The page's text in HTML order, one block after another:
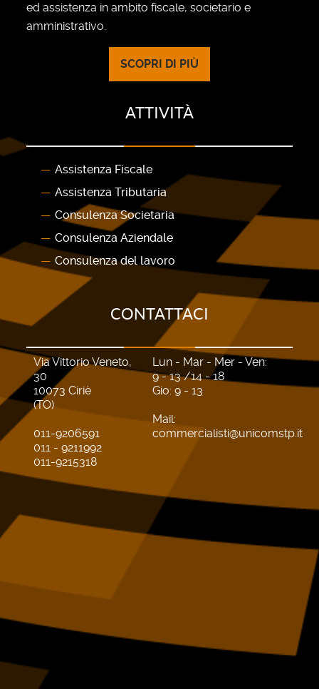
ed assistenza in ambito fiscale, societario e
amministrativo.
SCOPRI DI PIÙ
ATTIVITÀ
Assistenza Fiscale
Assistenza Tributaria
Consulenza Societaria
Consulenza Aziendale
Consulenza del lavoro
CONTATTACI
Via Vittorio Veneto,
30
10073 Ciriè
(TO)
011-9206591
011 - 9211992
011-9215318
Lun - Mar - Mer - Ven:
9 - 13 /14 - 18
Gio: 9 - 13
Mail:
commercialisti@unicomstp.it